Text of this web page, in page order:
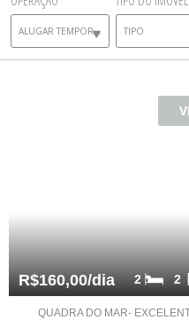
ALUGAR TEMPORADA TIPO
R$160,00/dia 2
2
QUADRA DO MAR-